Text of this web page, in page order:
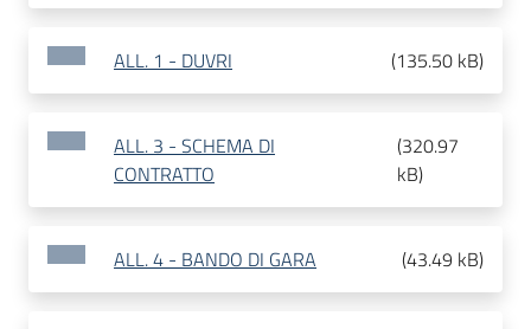
ALL. 1 - DUVRI (135.50 kB)
ALL. 3 - SCHEMA DI
CONTRATTO
(320.97
kB)
ALL. 4 - BANDO DI GARA (43.49 kB)